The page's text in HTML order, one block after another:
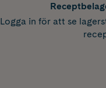
Logga in för att se